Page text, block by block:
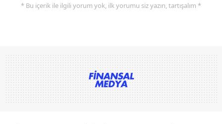
* Bu içerik ile ilgili yorum yok, ilk yorumu siz yazın, tartışalım *